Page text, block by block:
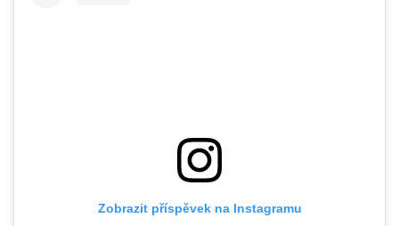
Zobrazit příspěvek na Instagramu